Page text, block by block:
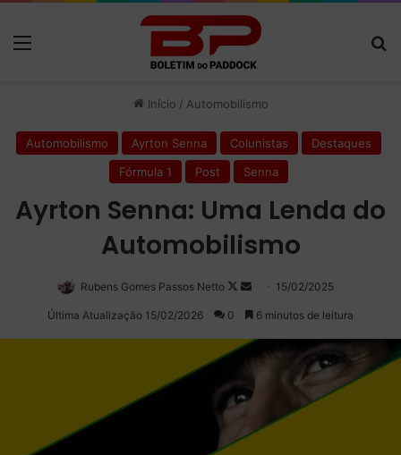
Início / Automobilismo
Automobilismo Ayrton Senna Colunistas
Destaques
Fórmula 1
Post Senna
Ayrton Senna: Uma Lenda do
Automobilismo
Rubens Gomes Passos Netto
Follow
on
Mande
um
15/02/2025
Última Atualização 15/02/2026 0 6 minutos de leitura